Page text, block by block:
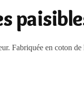
Fabriquée en coton